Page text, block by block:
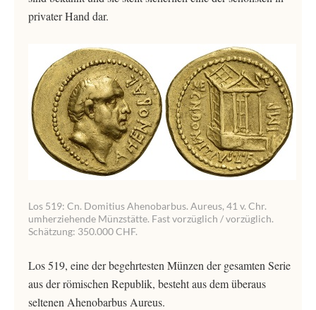
privater Hand dar.
Los 519: Cn. Domitius Ahenobarbus. Aureus, 41 v. Chr.
umherziehende Münzstätte. Fast vorzüglich / vorzüglich.
Schätzung: 350.000 CHF.
Los 519, eine der begehrtesten Münzen der gesamten Serie
aus der römischen Republik, besteht aus dem überaus
seltenen Ahenobarbus Aureus.